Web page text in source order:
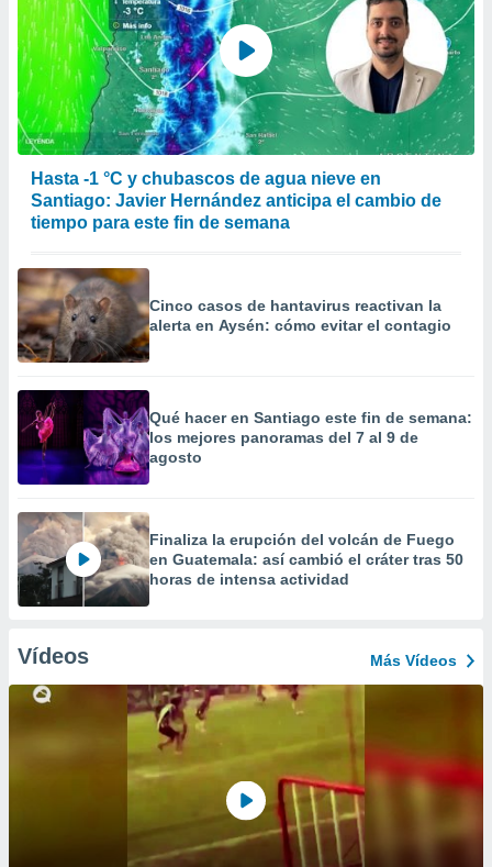
Hasta -1 °C y chubascos de agua nieve en
Santiago: Javier Hernández anticipa el cambio de
tiempo para este fin de semana
Cinco casos de hantavirus reactivan la
alerta en Aysén: cómo evitar el contagio
Qué hacer en Santiago este fin de semana:
los mejores panoramas del 7 al 9 de
agosto
Finaliza la erupción del volcán de Fuego
en Guatemala: así cambió el cráter tras 50
horas de intensa actividad
Vídeos Más Vídeos